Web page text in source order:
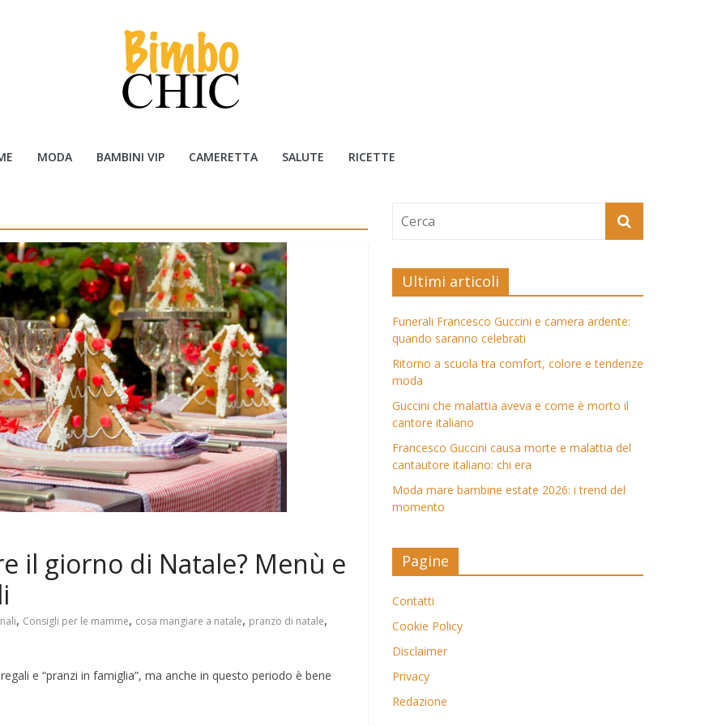
MODA BAMBINI VIP CAMERETTA SALUTE RICETTE
il giorno di Natale? Menù e
, Consigli per le mamme, cosa mangiare a natale, pranzo di natale,
e “pranzi in famiglia”, ma anche in questo periodo è bene
Ultimi articoli
Funerali Francesco Guccini e camera ardente:
quando saranno celebrati
Ritorno a scuola tra comfort, colore e tendenze
moda
Guccini che malattia aveva e come è morto il
cantore italiano
Francesco Guccini causa morte e malattia del
cantautore italiano: chi era
Moda mare bambine estate 2026: i trend del
momento
Pagine
Contatti
Cookie Policy
Disclaimer
Privacy
Redazione